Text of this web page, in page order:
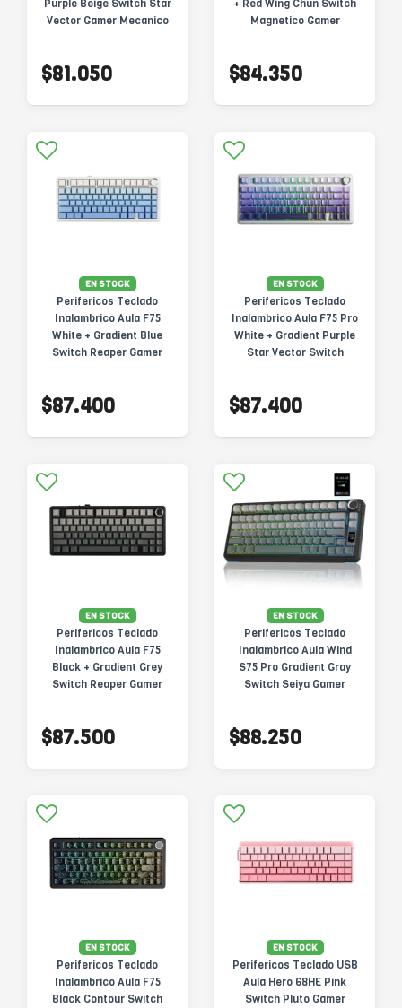
Purple Beige Switch Star
Vector Gamer Mecanico
$81.050
+ Red Wing Chun Switch
Magnetico Gamer
$84.350
EN STOCK
Perifericos Teclado
Inalambrico Aula F75
White + Gradient Blue
Switch Reaper Gamer
$87.400
EN STOCK
Perifericos Teclado
Inalambrico Aula F75 Pro
White + Gradient Purple
Star Vector Switch
$87.400
EN STOCK
Perifericos Teclado
Inalambrico Aula F75
Black + Gradient Grey
Switch Reaper Gamer
$87.500
EN STOCK
Perifericos Teclado
Inalambrico Aula Wind
S75 Pro Gradient Gray
Switch Seiya Gamer
$88.250
EN STOCK
Perifericos Teclado
Inalambrico Aula F75
Black Contour Switch
EN STOCK
Perifericos Teclado USB
Aula Hero 68HE Pink
Switch Pluto Gamer